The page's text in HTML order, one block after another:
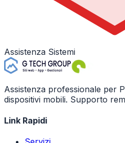
Assistenza Sistemi
Assistenza professionale per
dispositivi mobili. Supporto
Link Rapidi